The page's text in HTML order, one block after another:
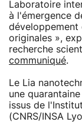
Laboratoire
à l'émergence
développement
originales »,
recherche
communiqué.
Le Lia
une
issus de
(CNRS/INSA